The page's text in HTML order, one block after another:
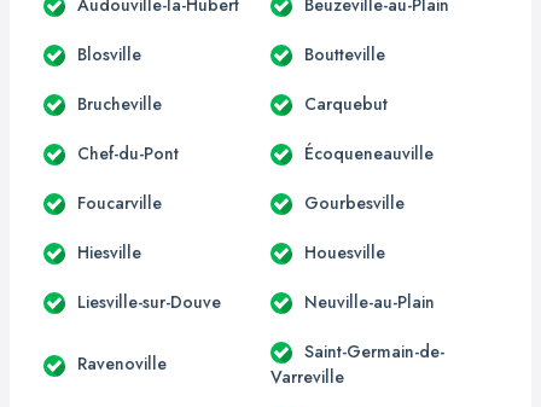
Blosville Boutteville
Brucheville Carquebut
Chef-du-Pont Écoqueneauville
Foucarville Gourbesville
Hiesville Houesville
Liesville-sur-Douve Neuville-au-Plain
Ravenoville
Saint-Germain-de-
Varreville